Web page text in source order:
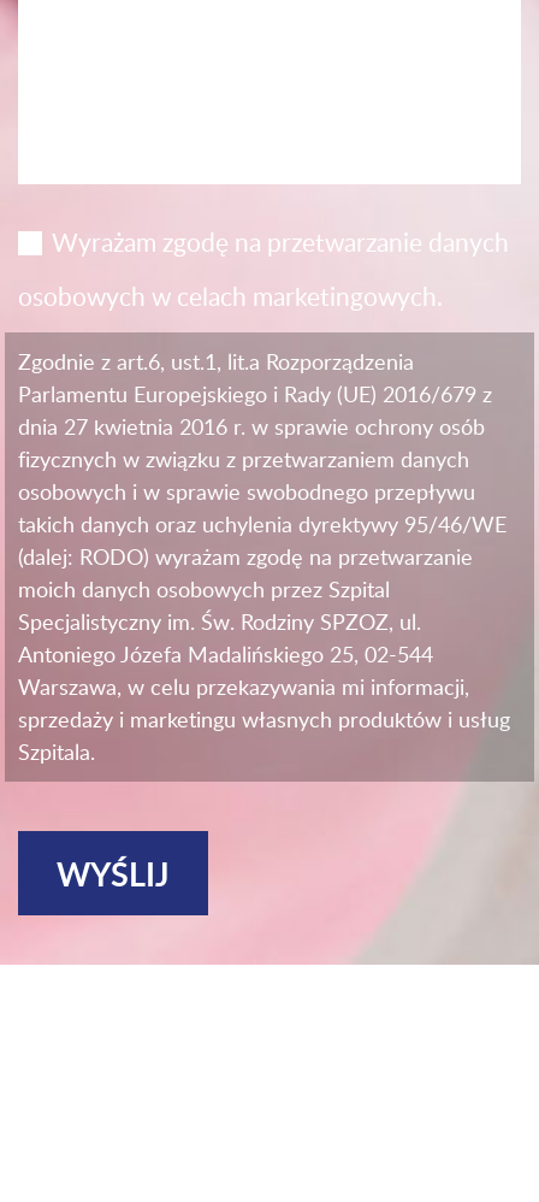
Wyrażam zgodę na przetwarzanie danych
osobowych w celach marketingowych.
Zgodnie z art.6, ust.1, lit.a Rozporządzenia
Parlamentu Europejskiego i Rady (UE) 2016/679 z
dnia 27 kwietnia 2016 r. w sprawie ochrony osób
fizycznych w związku z przetwarzaniem danych
osobowych i w sprawie swobodnego przepływu
takich danych oraz uchylenia dyrektywy 95/46/WE
(dalej: RODO) wyrażam zgodę na przetwarzanie
moich danych osobowych przez Szpital
Specjalistyczny im. Św. Rodziny SPZOZ, ul.
Antoniego Józefa Madalińskiego 25, 02-544
Warszawa, w celu przekazywania mi informacji,
sprzedaży i marketingu własnych produktów i usług
Szpitala.